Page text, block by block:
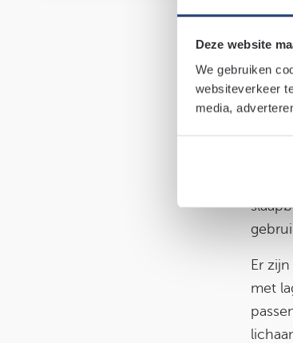
Deze website
We gebruiken
websiteverkeer
media,
Wat
Er
met